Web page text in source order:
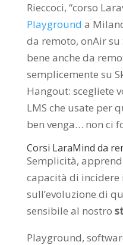
Rieccoci, “corso
Playground a
da remoto, onAir su
bene anche da
semplicemente su
Hangout: scegliete
LMS che usate per
ben venga… non ci
Corsi LaraMind da
Semplicità,
capacità di
sull’evoluzione di
sensibile al nostro
Playground,